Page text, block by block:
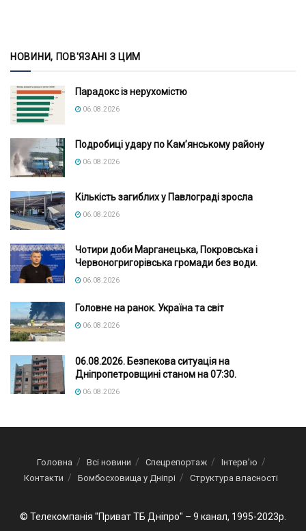
НОВИНИ, ПОВ'ЯЗАНІ З ЦИМ
Парадокс із нерухомістю
06.08.2026
Подробиці удару по Кам’янському району
06.08.2026
Кількість загиблих у Павлограді зросла
06.08.2026
Чотири доби Марганецька, Покровська і
Червоногригорівська громади без води.
06.08.2026
Головне на ранок. Україна та світ
06.08.2026
06.08.2026. Безпекова ситуація на
Дніпропетровщині станом на 07:30.
06.08.2026
Головна Всі новини Спецрепортаж
Інтерв’ю
Контакти
Бомбосховища у Дніпрі Структура власності
© Телекомпанія "Приват ТБ Дніпро" – 9 канал, 1995-2023р.